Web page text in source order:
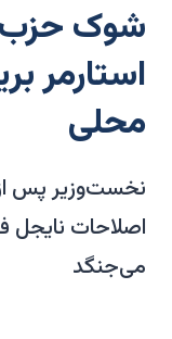
شوک حزب
استارمر
محلی
نخست‌وزیر پس
اصلاحات نایجل
می‌جنگد